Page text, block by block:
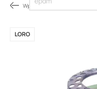
Wpusty i akcesoria
LORO